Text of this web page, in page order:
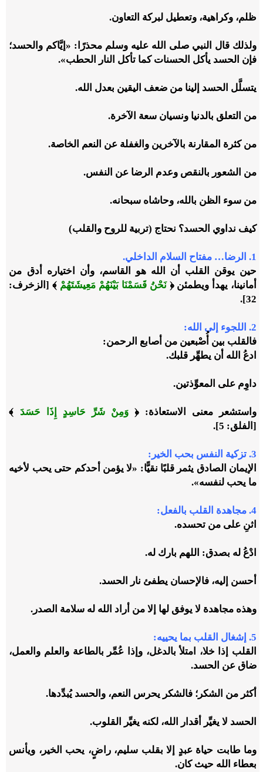
ظلم، وكراهية، وتعطيل لبركة التعاون.
ولذلك قال النبي صلى الله عليه وسلم محذرًا: «إيَّاكم والحسد؛
فإن الحسد يأكل الحسنات كما تأكل النار الحطب».
يتسلَّل الحسد إلينا من ضعف اليقين بعدل الله.
من التعلق بالدنيا ونسيان سعة الآخرة.
من كثرة المقارنة بالآخرين والغفلة عن النعم الخاصة.
من الشعور بالنقص وعدم الرضا عن النفس.
من سوء الظن بالله، وحاشاه سبحانه.
كيف نداوي الحسد؟ نحتاج (تربية للروح والقلب)
1. الرضا… مفتاح السلام الداخلي.
حين يوقن القلب أن الله هو القاسم، وأن اختياره أدق من
أمانينا، يهدأ ويطمئن ﴿نَحْنُ قَسَمْنَا بَيْنَهُمْ مَعِيشَتَهُمْ ﴾ [الزخرف:
32].
2. اللجوء إلى الله:
فالقلب بين أُصْبعين من أصابع الرحمن:
ادعُ الله أن يطهِّر قلبك.
داوِم على المعوِّذتين.
واستشعر معنى الاستعاذة: ﴿وَمِنْ شَرِّ حَاسِدٍ إِذَا حَسَدَ ﴾
[الفلق: 5].
3. تزكية النفس بحب الخير:
الإيمان الصادق يثمر قلبًا نقيًّا: «لا يؤمن أحدكم حتى يحب لأخيه
ما يحب لنفسه».
4. مجاهدة القلب بالفعل:
اثنِ على من تحسده.
ادْعُ له بصدق: اللهم بارك له.
أحسن إليه، فالإحسان يطفئ نار الحسد.
وهذه مجاهدة لا يوفق لها إلا من أراد الله له سلامة الصدر.
5. إشغال القلب بما يحييه:
القلب إذا خلا، امتلأ بالدغل، وإذا عُمِّر بالطاعة والعلم والعمل،
ضاق عن الحسد.
أكثر من الشكر؛ فالشكر يحرس النعم، والحسد يُبدِّدها.
الحسد لا يغيِّر أقدار الله، لكنه يغيِّر القلوب.
وما طابت حياة عبدٍ إلا بقلب سليم، راضٍ، يحب الخير، ويأنس
بعطاء الله حيث كان.